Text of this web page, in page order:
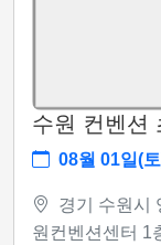
수원 컨벤션
08월 01일(
경기 수원시
원컨벤션센터 1